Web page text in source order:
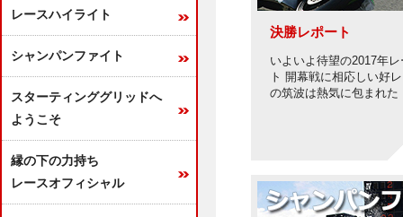
レースハイライト
シャンパンファイト
スターティンググリッドへ
ようこそ
縁の下の力持ち
レースオフィシャル
決勝レポート
いよいよ待望の2017年
ト 開幕戦に相応しい好
の筑波は熱気に包まれた